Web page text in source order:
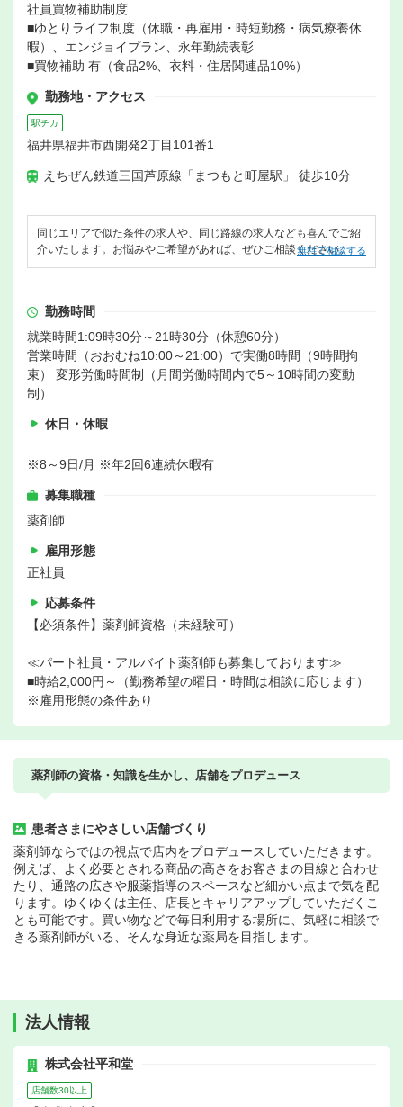
社員買物補助制度
■ゆとりライフ制度（休職・再雇用・時短勤務・病気療養休
暇）、エンジョイプラン、永年勤続表彰
■買物補助 有（食品2%、衣料・住居関連品10%）
勤務地・アクセス
駅チカ
福井県福井市西開発2丁目101番1
えちぜん鉄道三国芦原線「まつもと町屋駅」 徒歩10分
同じエリアで似た条件の求人や、同じ路線の求人なども喜んでご紹
介いたします。お悩みやご希望があれば、ぜひご相談ください。
無料で相談する
勤務時間
就業時間1:09時30分～21時30分（休憩60分）
営業時間（おおむね10:00～21:00）で実働8時間（9時間拘
束） 変形労働時間制（月間労働時間内で5～10時間の変動
制）
休日・休暇
※8～9日/月 ※年2回6連続休暇有
募集職種
薬剤師
雇用形態
正社員
応募条件
【必須条件】薬剤師資格（未経験可）
≪パート社員・アルバイト薬剤師も募集しております≫
■時給2,000円～（勤務希望の曜日・時間は相談に応じます）
※雇用形態の条件あり
薬剤師の資格・知識を生かし、店舗をプロデュース
患者さまにやさしい店舗づくり
薬剤師ならではの視点で店内をプロデュースしていただきます。
例えば、よく必要とされる商品の高さをお客さまの目線と合わせ
たり、通路の広さや服薬指導のスペースなど細かい点まで気を配
ります。ゆくゆくは主任、店長とキャリアアップしていただくこ
とも可能です。買い物などで毎日利用する場所に、気軽に相談で
きる薬剤師がいる、そんな身近な薬局を目指します。
法人情報
株式会社平和堂
店舗数30以上